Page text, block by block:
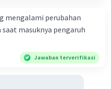
dan Kreativitas:
hak yang melindungi
merek dagang, dan
ini diperlukan
mengalami perubahan
masuknya pengaruh
Jawaban terverifikasi